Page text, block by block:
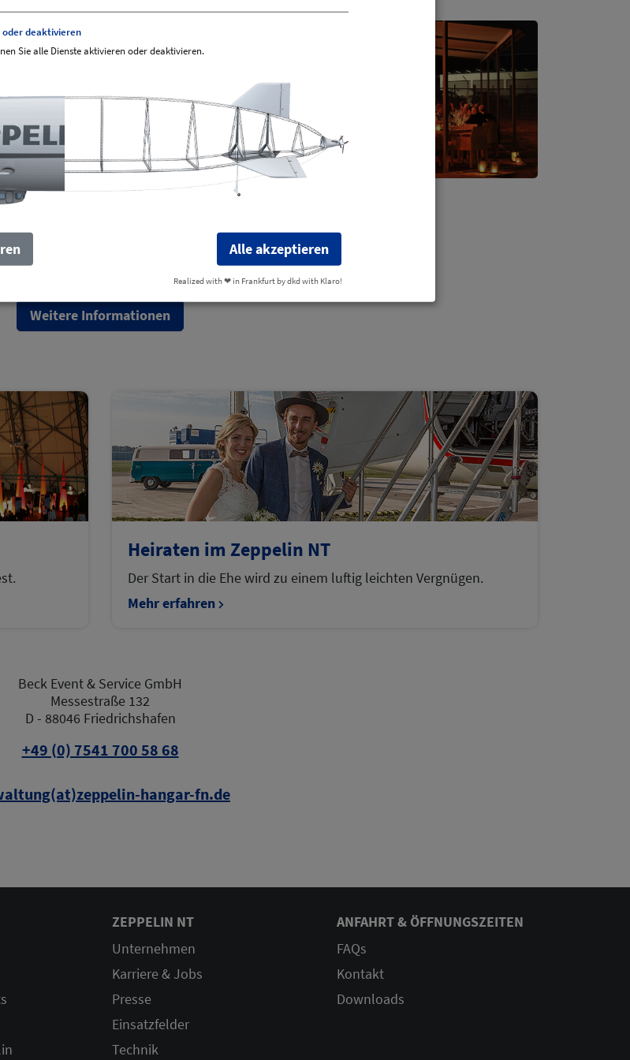
- 22:00 Uhr
Weitere Informationen
Heiraten im Zeppelin NT
Der Start in die Ehe wird zu einem luftig leichten Vergnügen.
Mehr erfahren
Beck Event & Service GmbH
Messestraße 132
D - 88046 Friedrichshafen
+49 (0) 7541 700 58 68
hangar-fn.de
ZEPPELIN NT
Unternehmen
Karriere & Jobs
Presse
Einsatzfelder
Technik
ANFAHRT & ÖFFNUNGSZEITEN
FAQs
Kontakt
Downloads
deaktivieren
Sie alle Dienste aktivieren oder deaktivieren.
Alle akzeptieren
Realized with ❤︎ in Frankfurt by dkd with Klaro!